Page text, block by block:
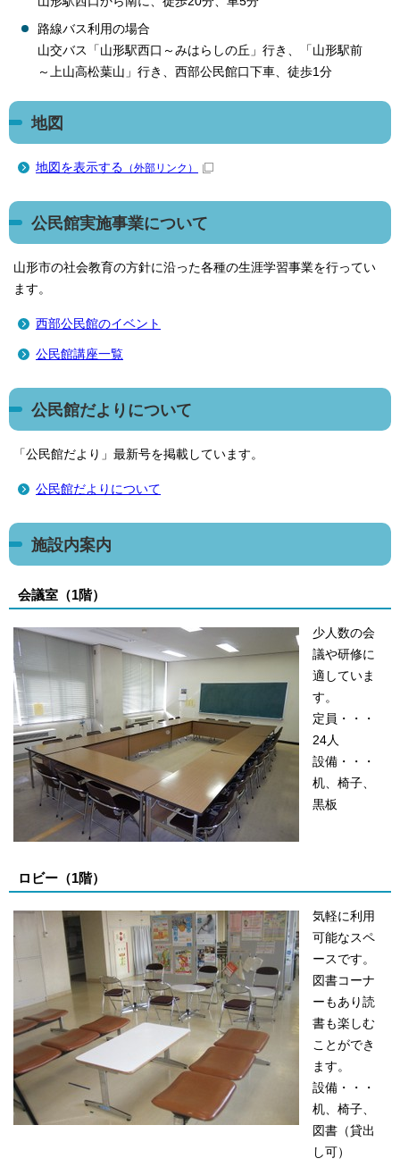
路線バス利用の場合
山交バス「山形駅西口～みはらしの丘」行き、「山形駅前
～上山高松葉山」行き、西部公民館口下車、徒歩1分
地図
地図を表示する （外部リンク）
公民館実施事業について
山形市の社会教育の方針に沿った各種の生涯学習事業を行ってい
ます。
西部公民館のイベント
公民館講座一覧
公民館だよりについて
「公民館だより」最新号を掲載しています。
公民館だよりについて
施設内案内
会議室（1階）
少人数の会
議や研修に
適していま
す。
定員・・・
24人
設備・・・
机、椅子、
黒板
ロビー（1階）
気軽に利用
可能なスペ
ースです。
図書コーナ
ーもあり読
書も楽しむ
ことができ
ます。
設備・・・
机、椅子、
図書（貸出
し可）